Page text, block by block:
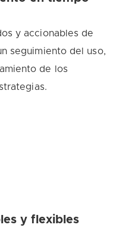
y accionables de
seguimiento del uso,
de los
y flexibles